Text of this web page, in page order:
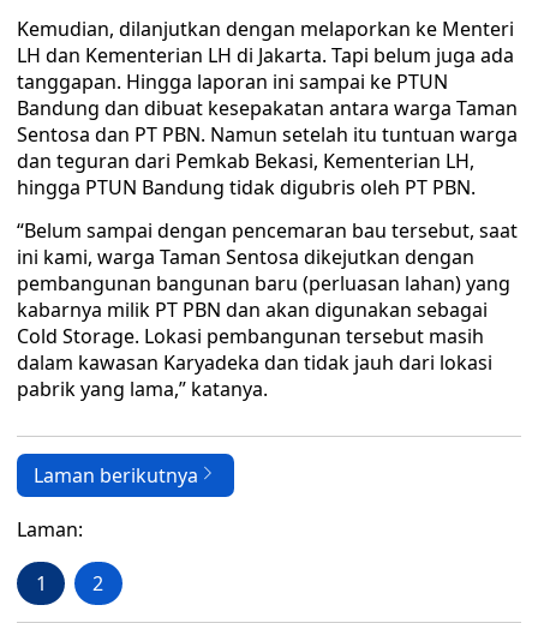
Kemudian, dilanjutkan dengan melaporkan ke Menteri
LH dan Kementerian LH di Jakarta. Tapi belum juga ada
tanggapan. Hingga laporan ini sampai ke PTUN
Bandung dan dibuat kesepakatan antara warga Taman
Sentosa dan PT PBN. Namun setelah itu tuntuan warga
dan teguran dari Pemkab Bekasi, Kementerian LH,
hingga PTUN Bandung tidak digubris oleh PT PBN.
“Belum sampai dengan pencemaran bau tersebut, saat
ini kami, warga Taman Sentosa dikejutkan dengan
pembangunan bangunan baru (perluasan lahan) yang
kabarnya milik PT PBN dan akan digunakan sebagai
Cold Storage. Lokasi pembangunan tersebut masih
dalam kawasan Karyadeka dan tidak jauh dari lokasi
pabrik yang lama,” katanya.
Laman berikutnya
Laman:
1 2